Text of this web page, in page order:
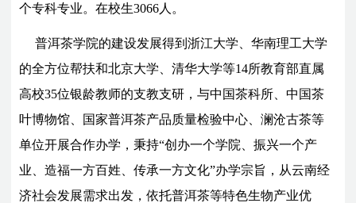
个专科专业。在校生3066人。
普洱茶学院的建设发展得到浙江大学、华南理工大学
的全方位帮扶和北京大学、清华大学等14所教育部直属
高校35位银龄教师的支教支研，与中国茶科所、中国茶
叶博物馆、国家普洱茶产品质量检验中心、澜沧古茶等
单位开展合作办学，秉持“创办一个学院、振兴一个产
业、造福一方百姓、传承一方文化”办学宗旨，从云南经
济社会发展需求出发，依托普洱茶等特色生物产业优